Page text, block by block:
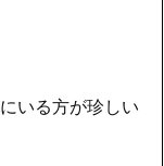
いる方が珍しい